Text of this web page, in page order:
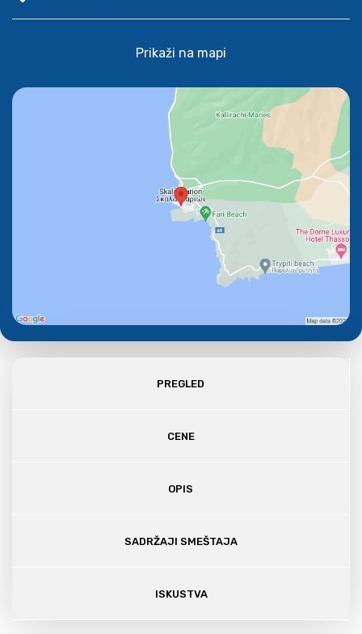
Prikaži na mapi
PREGLED
CENE
OPIS
SADRŽAJI SMEŠTAJA
ISKUSTVA